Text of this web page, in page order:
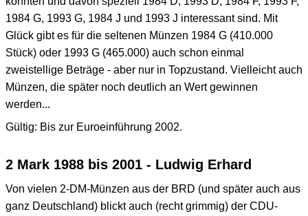
1984 G, 1993 G, 1984 J und 1993 J interessant sind. Mit
Glück gibt es für die seltenen Münzen 1984 G (410.000
Stück) oder 1993 G (465.000) auch schon einmal
zweistellige Beträge - aber nur in Topzustand. Vielleicht auch
Münzen, die später noch deutlich an Wert gewinnen
werden...
Gültig: Bis zur Euroeinführung 2002.
2 Mark 1988 bis 2001 - Ludwig Erhard
Von vielen 2-DM-Münzen aus der BRD (und später auch aus
ganz Deutschland) blickt auch (recht grimmig) der CDU-